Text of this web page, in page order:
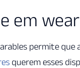
em
permite que
querem esses